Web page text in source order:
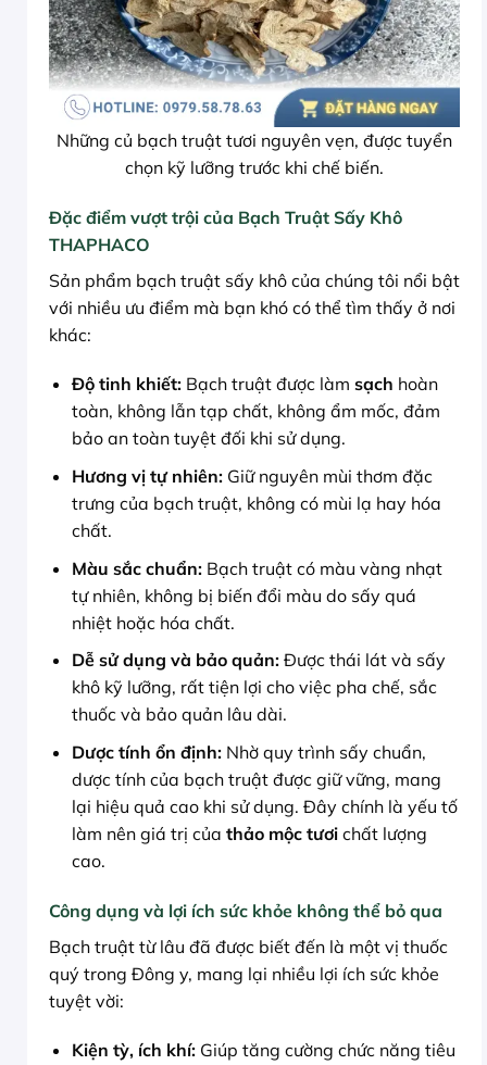
Những củ bạch truật tươi nguyên vẹn, được tuyển
chọn kỹ lưỡng trước khi chế biến.
Đặc điểm vượt trội của Bạch Truật Sấy Khô
THAPHACO
Sản phẩm bạch truật sấy khô của chúng tôi nổi bật
với nhiều ưu điểm mà bạn khó có thể tìm thấy ở nơi
khác:
Độ tinh khiết:Bạch truật được làm sạch hoàn
toàn, không lẫn tạp chất, không ẩm mốc, đảm
bảo an toàn tuyệt đối khi sử dụng.
Hương vị tự nhiên:Giữ nguyên mùi thơm đặc
trưng của bạch truật, không có mùi lạ hay hóa
chất.
Màu sắc chuẩn:Bạch truật có màu vàng nhạt
tự nhiên, không bị biến đổi màu do sấy quá
nhiệt hoặc hóa chất.
Dễ sử dụng và bảo quản:Được thái lát và sấy
khô kỹ lưỡng, rất tiện lợi cho việc pha chế, sắc
thuốc và bảo quản lâu dài.
Dược tính ổn định:Nhờ quy trình sấy chuẩn,
dược tính của bạch truật được giữ vững, mang
lại hiệu quả cao khi sử dụng. Đây chính là yếu tố
làm nên giá trị của thảo mộc tươichất lượng
cao.
Công dụng và lợi ích sức khỏe không thể bỏ qua
Bạch truật từ lâu đã được biết đến là một vị thuốc
quý trong Đông y, mang lại nhiều lợi ích sức khỏe
tuyệt vời:
Kiện tỳ, ích khí:Giúp tăng cường chức năng tiêu